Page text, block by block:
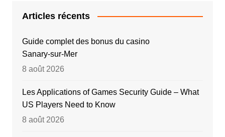
Articles récents
Guide complet des bonus du casino
Sanary‑sur‑Mer
8 août 2026
Les Applications of Games Security Guide – What
US Players Need to Know
8 août 2026